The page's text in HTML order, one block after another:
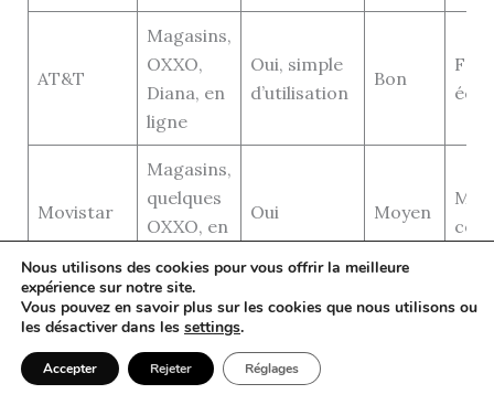
AT&T
Magasins,
OXXO,
Diana, en
ligne
Oui, simple
d’utilisation
Bon
Movistar
Magasins,
quelques
OXXO, en
Oui Moyen
Se tenir informé des promotions temporaires,
recharges offertes ou bonus est aussi une bonne
Nous utilisons des cookies pour vous offrir la meilleure
expérience sur notre site.
Vous pouvez en savoir plus sur les cookies que nous utilisons ou
les désactiver dans les settings.
Accepter Rejeter Réglages